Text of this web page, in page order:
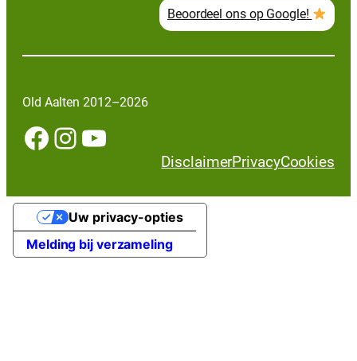
Beoordeel ons op Google!
Old Aalten 2012–2026
Facebook InstagramYouTube
DisclaimerPrivacyCookies
Melding bij verzameling
Uw privacy-opties